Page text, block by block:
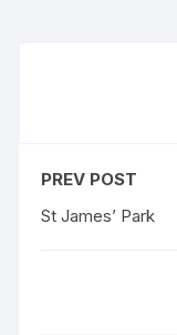
PREV POST
St James’ Park